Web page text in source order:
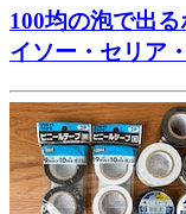
100均の泡で出
イソー・セリア